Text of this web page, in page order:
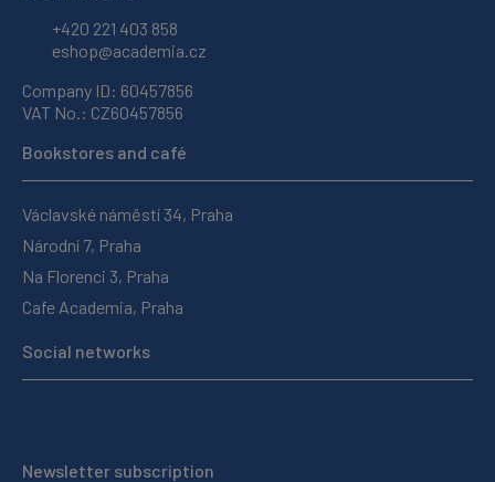
+420 221 403 858
eshop@academia.cz
Company ID: 60457856
VAT No.: CZ60457856
Bookstores and café
Václavské náměstí 34, Praha
Národní 7, Praha
Na Florenci 3, Praha
Cafe Academia, Praha
Social networks
Newsletter subscription